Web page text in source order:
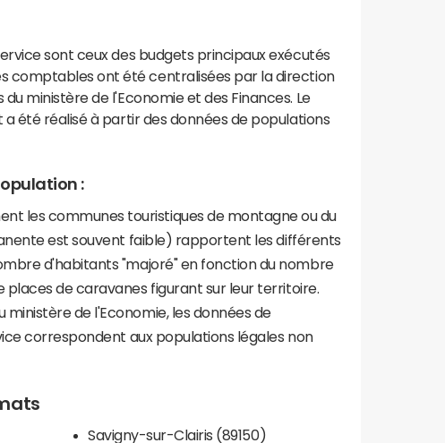
sont ceux des budgets principaux exécutés
comptables ont été centralisées par la direction
ministère de l'Economie et des Finances. Le
été réalisé à partir des données de populations
:
les communes touristiques de montagne ou du
est souvent faible) rapportent les différents
d'habitants "majoré" en fonction du nombre
places de caravanes figurant sur leur territoire.
de l'Economie, les données de
correspondent aux populations légales non
Savigny-sur-Clairis (89150)